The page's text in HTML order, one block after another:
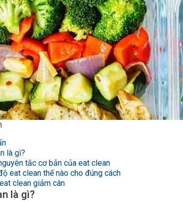
là gì?
tắc cơ bản của eat clean
eat clean thế nào cho đúng cách
clean giảm cân
là gì?